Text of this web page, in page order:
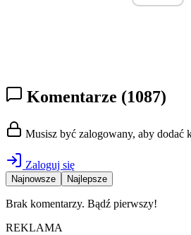
Komentarze (1087)
Musisz być zalogowany, aby dodać
Zaloguj się
Najnowsze Najlepsze
Brak komentarzy. Bądź pierwszy!
REKLAMA